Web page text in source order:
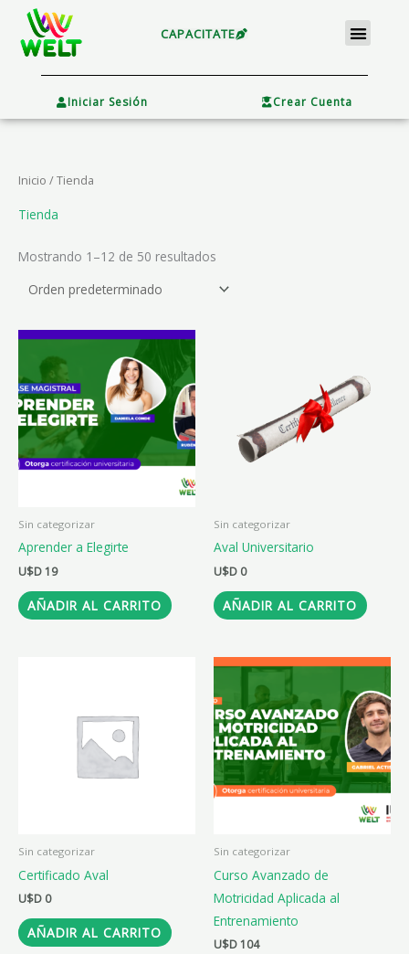
contenido
CAPACITATE Menu
Iniciar Sesión Crear Cuenta
Inicio / Tienda
Tienda
Mostrando 1–12 de 50 resultados
Sin categorizar
Aprender a Elegirte
U$D19
AÑADIR AL CARRITO
Sin categorizar
Aval Universitario
U$D 0
AÑADIR AL CARRITO
Sin categorizar
Certificado Aval
U$D 0
AÑADIR AL CARRITO
Sin categorizar
Curso Avanzado de
Motricidad Aplicada al
Entrenamiento
U$D104